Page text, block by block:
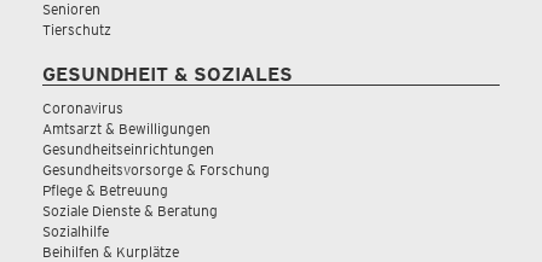
Senioren
Tierschutz
GESUNDHEIT & SOZIALES
Coronavirus
Amtsarzt & Bewilligungen
Gesundheitseinrichtungen
Gesundheitsvorsorge & Forschung
Pflege & Betreuung
Soziale Dienste & Beratung
Sozialhilfe
Beihilfen & Kurplätze